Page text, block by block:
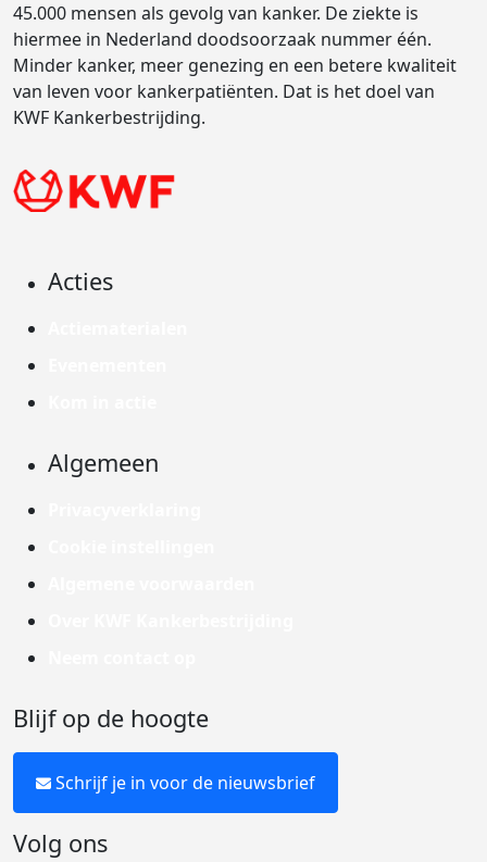
45.000 mensen als gevolg van kanker. De ziekte is
hiermee in Nederland doodsoorzaak nummer één.
Minder kanker, meer genezing en een betere kwaliteit
van leven voor kankerpatiënten. Dat is het doel van
KWF Kankerbestrijding.
Acties
Algemeen
Blijf op de hoogte
Schrijf je in voor de nieuwsbrief
Volg ons